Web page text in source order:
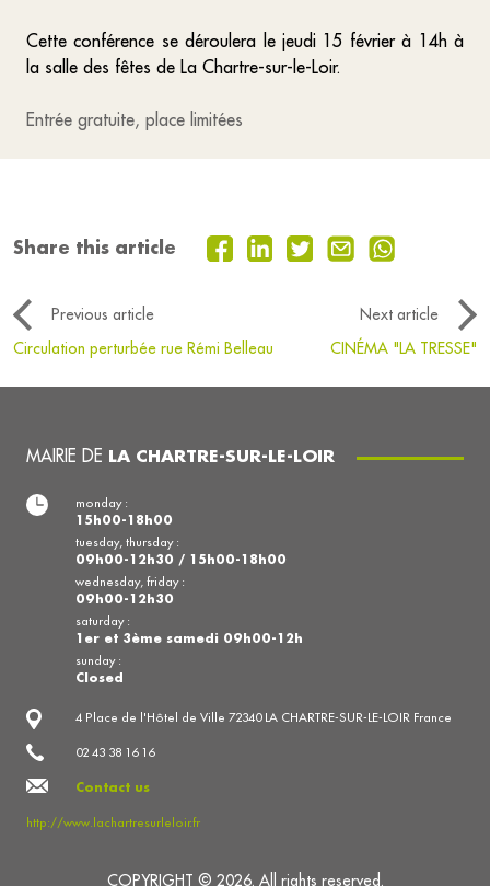
Cette conférence se déroulera le jeudi 15 février à 14h à
la salle des fêtes de La Chartre-sur-le-Loir.
Entrée gratuite, place limitées
Share this article
Previous article
Next article
Circulation perturbée rue Rémi Belleau
CINÉMA "LA TRESSE"
MAIRIE DE LA CHARTRE-SUR-LE-LOIR
4 Place de l'Hôtel de Ville 72340 LA CHARTRE-SUR-LE-LOIR France
02 43 38 16 16
Contact us
http://www.lachartresurleloir.fr
monday :
15h00-18h00
tuesday, thursday :
09h00-12h30 / 15h00-18h00
wednesday, friday :
09h00-12h30
saturday :
1er et 3ème samedi 09h00-12h
sunday :
Closed
COPYRIGHT © 2026. All rights reserved.